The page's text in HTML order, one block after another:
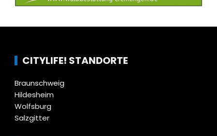
CITYLIFE! STANDORTE
Braunschweig
Hildesheim
Wolfsburg
Salzgitter